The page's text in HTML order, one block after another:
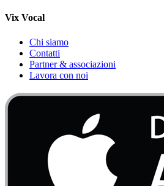
Vix Vocal
Chi siamo
Contatti
Partner & associazioni
Lavora con noi